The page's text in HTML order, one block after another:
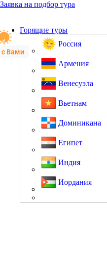
Заявка на подбор тура
с Вами
Горящие туры
Россия
Армения
Венесуэла
Вьетнам
Доминикана
Египет
Индия
Иордания